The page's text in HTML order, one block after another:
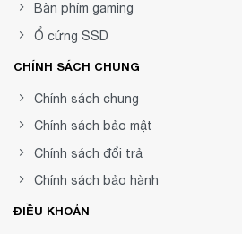
Bàn phím gaming
Ổ cứng SSD
CHÍNH SÁCH CHUNG
Chính sách chung
Chính sách bảo mật
Chính sách đổi trả
Chính sách bảo hành
ĐIỀU KHOẢN